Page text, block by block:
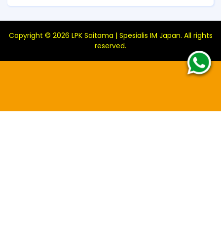
Copyright © 2026 LPK Saitama | Spesialis IM Japan. All rights
reserved.